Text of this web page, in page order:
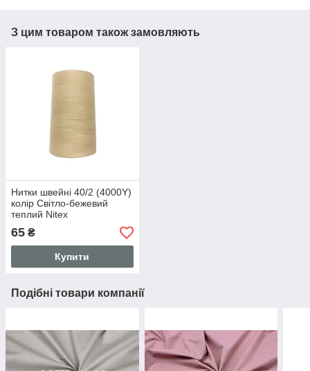
З цим товаром також замовляють
Нитки швейні 40/2 (4000Y)
колір Світло-бежевий
теплий Nitex
65 ₴
Купити
Подібні товари компанії